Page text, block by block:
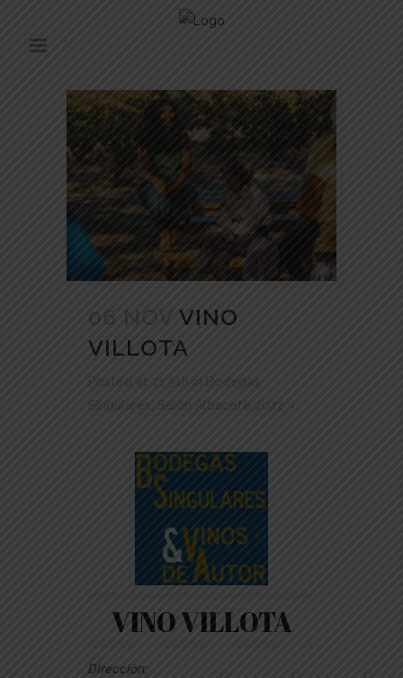
06 NOV VINO
VILLOTA
Posted at 21:51h in
Bodegas
Singulares
Salón Albacete 2022
VINO VILLOTA
Dirección: